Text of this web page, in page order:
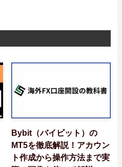
Bybit（バイビット）の
MT5を徹底解説！アカウン
ト作成から操作方法まで実